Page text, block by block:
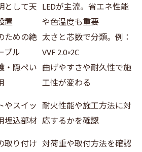
として天
置
LEDが主流。省エネ性能
や色温度も重要
ための絶
ブル
太さと芯数で分類。例：
VVF 2.0×2C
・隠ぺい 曲げやすさや耐久性で施
工性が変わる
やスイッ
埋込部材
耐火性能や施工方法に対
応するかを確認
取り付け 対荷重や取付方法を確認